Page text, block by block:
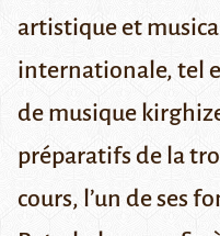
artistique et
internationale, tel
de musique
préparatifs de la
cours, l’un de ses